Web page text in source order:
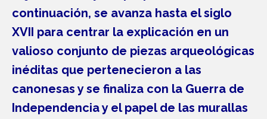
continuación, se avanza hasta el siglo
XVII para centrar la explicación en un
valioso conjunto de piezas arqueológicas
inéditas que pertenecieron a las
canonesas y se finaliza con la Guerra de
Independencia y el papel de las murallas